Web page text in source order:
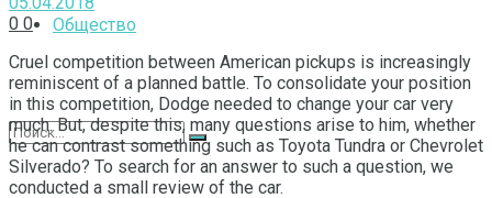
Общество
0 0
Cruel competition between American pickups is increasingly
reminiscent of a planned battle. To consolidate your position
in this competition, Dodge needed to change your car very
much. But, despite this, many questions arise to him, whether
he can contrast something such as Toyota Tundra or Chevrolet
Silverado? To search for an answer to such a question, we
conducted a small review of the car.